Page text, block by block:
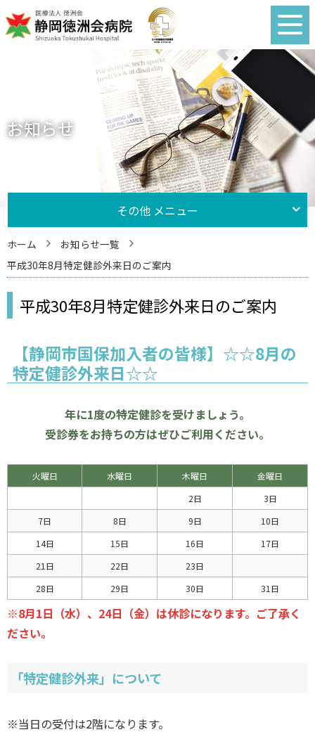
お知らせ
ホーム
お知らせ一覧
平成30年8月特定健診外来日のご案内
平成30年8月特定健診外来日のご案内
【静岡市国保加入者の皆様】☆☆8月の
特定健診外来日☆☆
年に1度の特定健診を受けましょう。
受診券をお持ちの方はぜひご利用ください。
火曜日 水曜日 木曜日
金曜日
2日
3日
7日
8日 9日
10日
14日
15日 16日
17日
21日
22日
23日
28日
29日 30日 31日
※8月1日（水）、24日（金）は休診になります。ご了承く
ださい。
「特定健診外来」について
※当日の受付は2階になります。
その他 メニュー